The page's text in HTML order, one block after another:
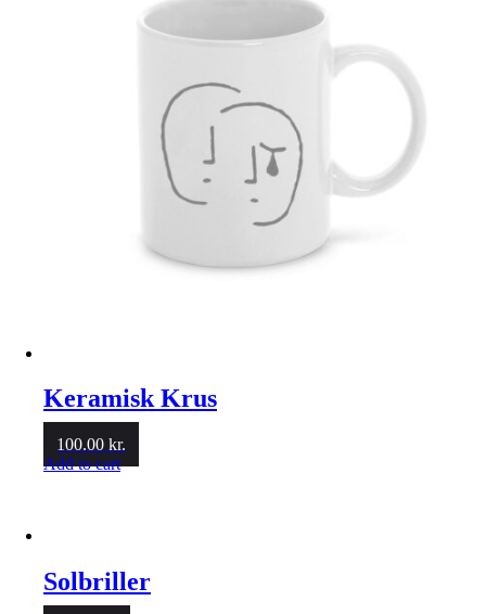
Keramisk Krus
100.00 kr.
Add to cart
Solbriller